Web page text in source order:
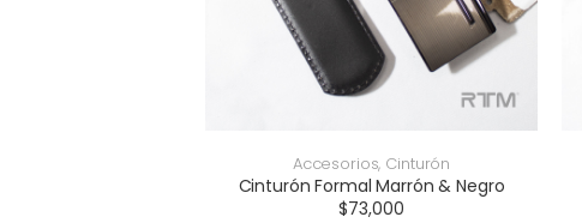
Accesorios, Cinturón
Cinturón Formal Marrón & Negro
$73,000